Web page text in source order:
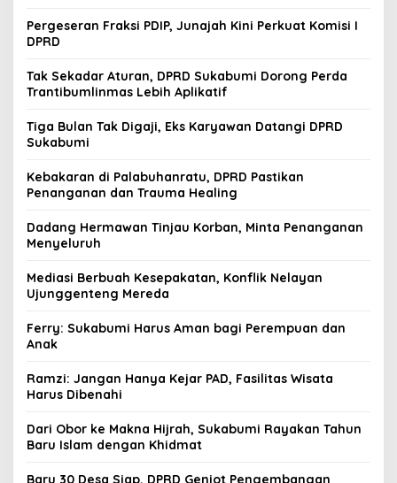
Pergeseran Fraksi PDIP, Junajah Kini Perkuat Komisi I
DPRD
Tak Sekadar Aturan, DPRD Sukabumi Dorong Perda
Trantibumlinmas Lebih Aplikatif
Tiga Bulan Tak Digaji, Eks Karyawan Datangi DPRD
Sukabumi
Kebakaran di Palabuhanratu, DPRD Pastikan
Penanganan dan Trauma Healing
Dadang Hermawan Tinjau Korban, Minta Penanganan
Menyeluruh
Mediasi Berbuah Kesepakatan, Konflik Nelayan
Ujunggenteng Mereda
Ferry: Sukabumi Harus Aman bagi Perempuan dan
Anak
Ramzi: Jangan Hanya Kejar PAD, Fasilitas Wisata
Harus Dibenahi
Dari Obor ke Makna Hijrah, Sukabumi Rayakan Tahun
Baru Islam dengan Khidmat
Baru 30 Desa Siap, DPRD Genjot Pengembangan